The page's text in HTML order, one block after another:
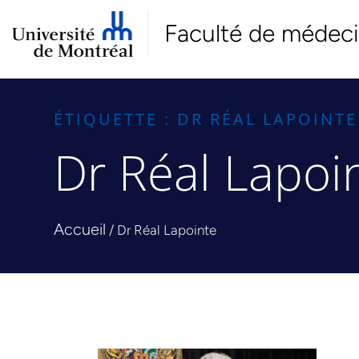
Faculté de
ÉTIQUETTE : DR RÉAL LAPOINTE
Dr Réal
Accueil / Dr Réal Lapointe